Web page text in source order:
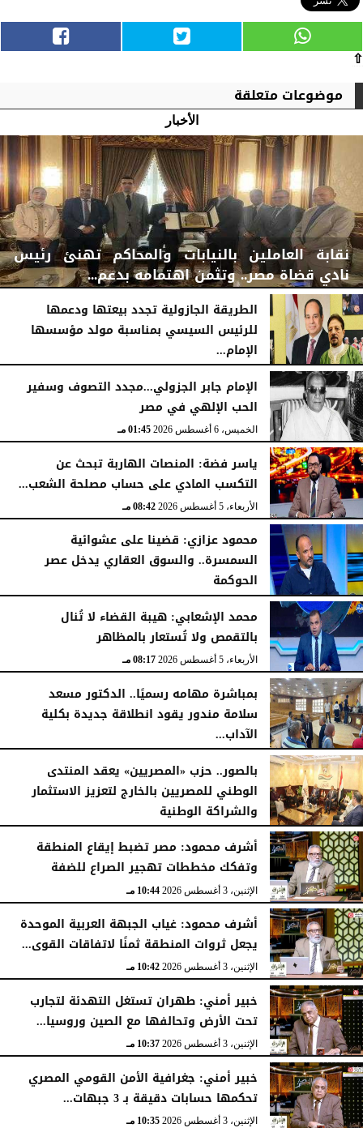
⇧
موضوعات متعلقة
الأخبار
نقابة العاملين بالنيابات والمحاكم تهنئ رئيس
نادي قضاة مصر.. وتثمن اهتمامه بدعم...
الخميس، 6 أغسطس 2026 06:22 مـ
الطريقة الجازولية تجدد بيعتها ودعمها
للرئيس السيسي بمناسبة مولد مؤسسها
الإمام...
الخميس، 6 أغسطس 2026
الإمام جابر الجزولي...مجدد التصوف وسفير
الحب الإلهي في مصر
الخميس، 6 أغسطس 2026 01:45 مـ
ياسر فضة: المنصات الهاربة تبحث عن
التكسب المادي على حساب مصلحة الشعب...
الأربعاء، 5 أغسطس 2026 08:42 مـ
محمود عزازي: قضينا على عشوائية
السمسرة.. والسوق العقاري يدخل عصر
الحوكمة
الأربعاء، 5 أغسطس 2026
محمد الإشعابي: هيبة القضاء لا تُنال
بالتقمص ولا تُستعار بالمظاهر
الأربعاء، 5 أغسطس 2026 08:17 مـ
بمباشرة مهامه رسميًا.. الدكتور مسعد
سلامة مندور يقود انطلاقة جديدة بكلية
الآداب...
الأربعاء، 5 أغسطس 2026
بالصور.. حزب «المصريين» يعقد المنتدى
الوطني للمصريين بالخارج لتعزيز الاستثمار
والشراكة الوطنية
الثلاثاء، 4 أغسطس 2026
أشرف محمود: مصر تضبط إيقاع المنطقة
وتفكك مخططات تهجير الصراع للضفة
الإثنين، 3 أغسطس 2026 10:44 مـ
أشرف محمود: غياب الجبهة العربية الموحدة
يجعل ثروات المنطقة ثمنًا لاتفاقات القوى...
الإثنين، 3 أغسطس 2026 10:42 مـ
خبير أمني: طهران تستغل التهدئة لتجارب
تحت الأرض وتحالفها مع الصين وروسيا...
الإثنين، 3 أغسطس 2026 10:37 مـ
خبير أمني: جغرافية الأمن القومي المصري
تحكمها حسابات دقيقة بـ 3 جبهات...
الإثنين، 3 أغسطس 2026 10:35 مـ